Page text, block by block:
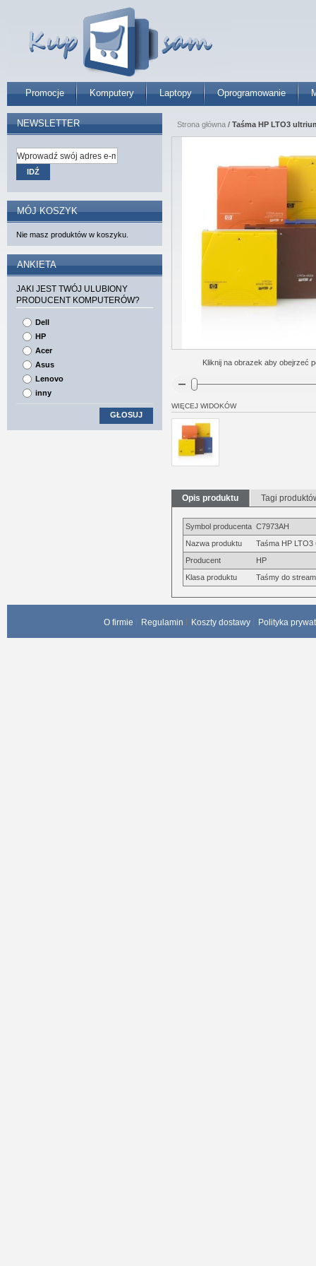
Promocje Komputery Laptopy Oprogramowanie
Strona główna / Taśma HP LTO3
Kliknij na obrazek aby obejrzeć
WIĘCEJ WIDOKÓW
Opis produktu Tagi
Symbol producenta C7973AH
Nazwa produktu
Taśma HP LTO3
Producent
HP
Klasa produktu
Taśmy do
NEWSLETTER
IDŹ
MÓJ KOSZYK
Nie masz produktów w koszyku.
ANKIETA
JAKI JEST TWÓJ ULUBIONY
PRODUCENT KOMPUTERÓW?
Dell
HP
Acer
Asus
Lenovo
inny
GŁOSUJ
O firmie Regulamin Koszty dostawy Polityka